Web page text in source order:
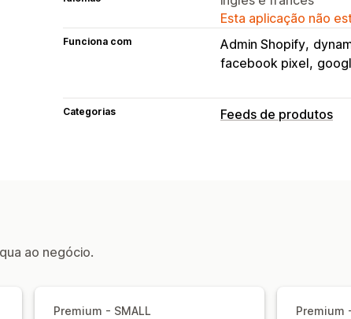
Esta aplicação não
Funciona com Admin Shopify
facebook pixel
Categorias Feeds de produtos
Sincronização de
ao negócio.
Premium - SMALL Premium